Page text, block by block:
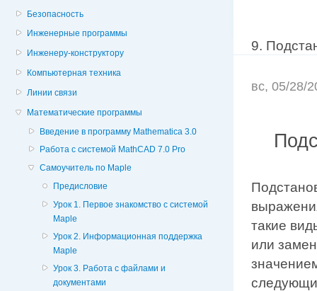
Безопасность
Инженерные программы
Инженеру-конструктору
Компьютерная техника
Линии связи
Математические программы
Введение в программу Mathematica 3.0
Работа с системой MathCAD 7.0 Pro
Самоучитель по Maple
Предисловие
Урок 1. Первое знакомство с системой
Maple
Урок 2. Информационная поддержка
Maple
Урок 3. Работа с файлами и
документами
9.
вс, 05/28/
такие
или